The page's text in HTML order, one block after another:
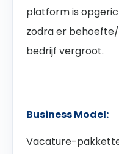
platform is
zodra er
bedrijf vergroot.
Business Model:
Vacature-